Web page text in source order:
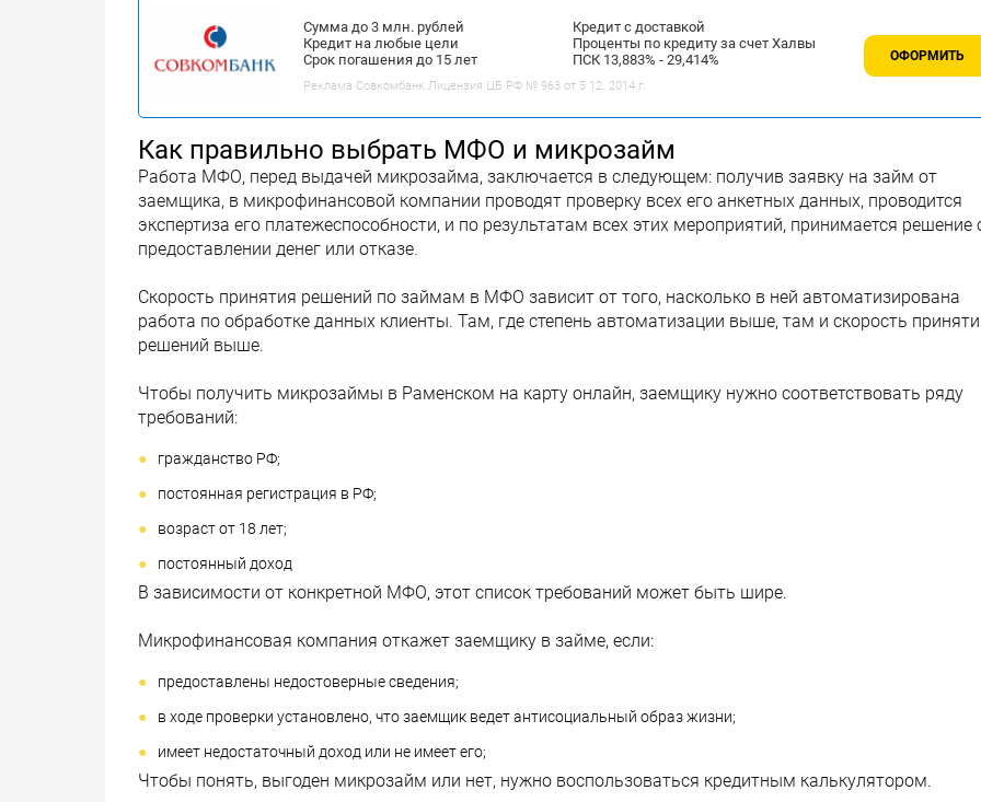
Сумма до 3 млн. рублей
Кредит на любые цели
Срок погашения до 15 лет
Кредит с доставкой
Проценты по кредиту за счет Халвы
ПСК 13,883% - 29,414%
Реклама Совкомбанк.Лицензия ЦБ РФ № 963 от 5 12. 2014 г.
ОФОРМИТЬ
Как правильно выбрать МФО и микрозайм
Работа МФО, перед выдачей микрозайма, заключается в следующем: получив заявку на займ от
заемщика, в микрофинансовой компании проводят проверку всех его анкетных данных, проводится
экспертиза его платежеспособности, и по результатам всех этих мероприятий, принимается решение
предоставлении денег или отказе.
Скорость принятия решений по займам в МФО зависит от того, насколько в ней автоматизирована
работа по обработке данных клиенты. Там, где степень автоматизации выше, там и скорость
решений выше.
Чтобы получить микрозаймы в Раменском на карту онлайн, заемщику нужно соответствовать ряду
требований:
гражданство РФ;
постоянная регистрация в РФ;
возраст от 18 лет;
постоянный доход
В зависимости от конкретной МФО, этот список требований может быть шире.
Микрофинансовая компания откажет заемщику в займе, если:
предоставлены недостоверные сведения;
в ходе проверки установлено, что заемщик ведет антисоциальный образ жизни;
имеет недостаточный доход или не имеет его;
Чтобы понять, выгоден микрозайм или нет, нужно воспользоваться кредитным калькулятором.